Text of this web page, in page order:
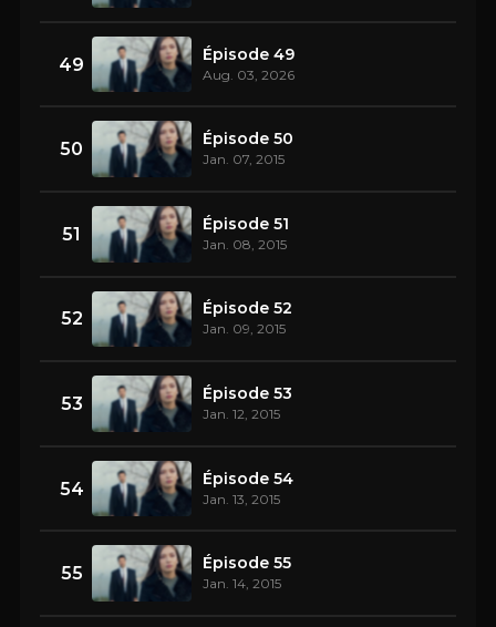
49 Épisode 49
Aug. 03, 2026
50 Épisode 50
Jan. 07, 2015
51 Épisode 51
Jan. 08, 2015
52 Épisode 52
Jan. 09, 2015
53 Épisode 53
Jan. 12, 2015
54 Épisode 54
Jan. 13, 2015
55 Épisode 55
Jan. 14, 2015